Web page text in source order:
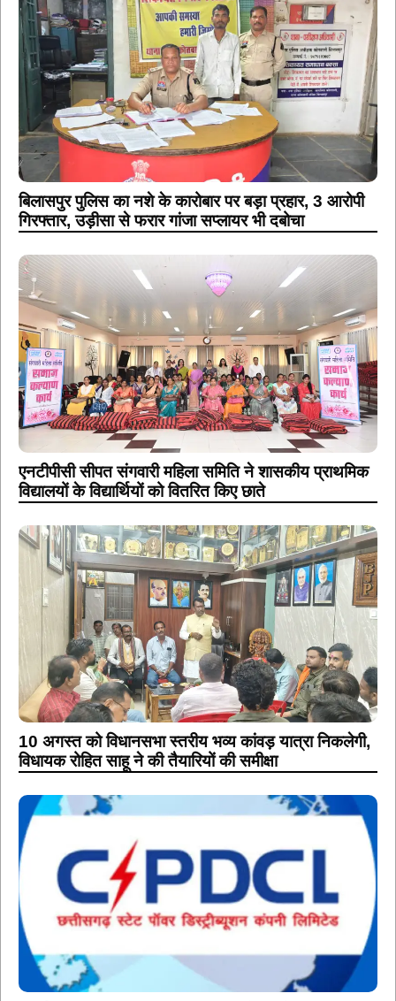
बिलासपुर पुलिस का नशे के कारोबार पर बड़ा प्रहार, 3 आरोपी
गिरफ्तार, उड़ीसा से फरार गांजा सप्लायर भी दबोचा
एनटीपीसी सीपत संगवारी महिला समिति ने शासकीय प्राथमिक
विद्यालयों के विद्यार्थियों को वितरित किए छाते
10 अगस्त को विधानसभा स्तरीय भव्य कांवड़ यात्रा निकलेगी,
विधायक रोहित साहू ने की तैयारियों की समीक्षा